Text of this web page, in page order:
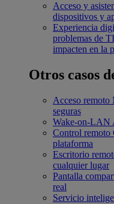
Acceso y
dispositivos y
Experiencia
problemas de
impacten en la
Otros casos
Acceso remoto
seguras
Wake-on-LAN
Control remoto
plataforma
Escritorio
cualquier lugar
Pantalla
real
Servicio